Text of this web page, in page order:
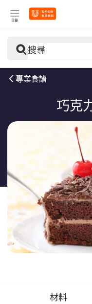
目錄
搜尋
專業食譜
巧克
材料